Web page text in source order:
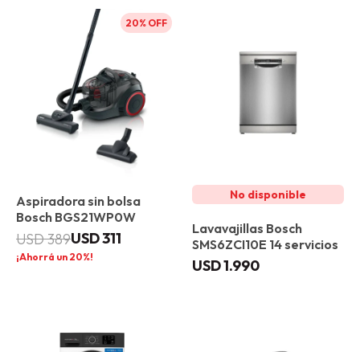
20
Aspiradora sin bolsa
Bosch BGS21WP0W
USD311
USD389
20
Lavavajillas Bosch
SMS6ZCI10E 14 servicios
USD1.990